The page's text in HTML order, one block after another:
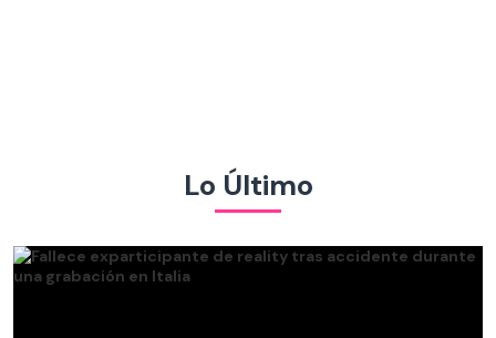
Lo Último